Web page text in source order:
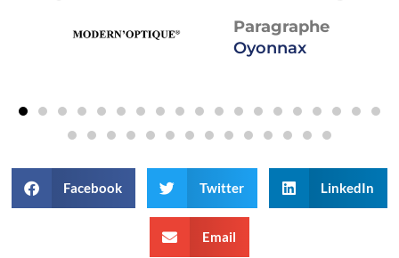
Paragraphe
Oyonnax
Facebook Twitter LinkedIn
Email